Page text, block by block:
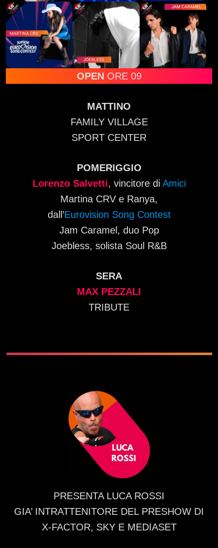
OPEN ORE 09
MATTINO
FAMILY VILLAGE
SPORT CENTER
POMERIGGIO
Lorenzo Salvetti, vincitore di Amici
Martina CRV e Ranya,
dall’Eurovision Song Contest
Jam Caramel, duo Pop
Joebless, solista Soul R&B
SERA
MAX PEZZALI
TRIBUTE
PRESENTA LUCA ROSSI
GIA’ INTRATTENITORE DEL PRESHOW DI
X-FACTOR, SKY E MEDIASET